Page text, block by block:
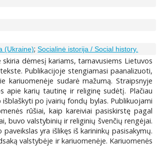
(Ukraine);Socialinė istorija / Social history.
dėmesį kariams, tarnavusiems Lietuvos
Publikacijoje stengiamasi paanalizuoti,
kariuomenėje sudarė mažumą. Straipsnyje
apie karių tautinę ir religinę sudėtį. Plačiau
po įvairių fondų bylas. Publikuojami
rūšiai, kaip kareiviai pasiskirstę pagal
buvo valstybinių ir religinių švenčių rengėjai.
yra išlikęs iš karininkų pasisakymų.
valstybėje ir kariuomenėje. Kariuomenės